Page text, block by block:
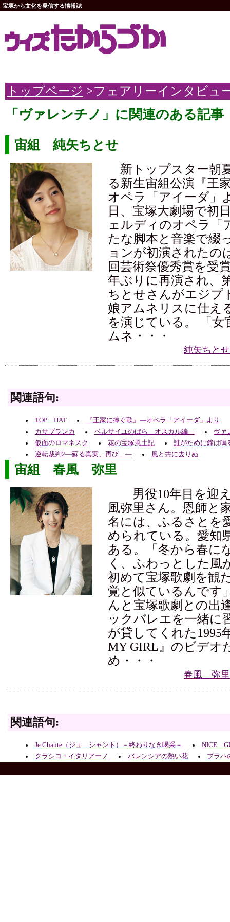
宝塚から文化を発信する情報誌
トップページ >フェアリーインタビュ
「ヴァレンチノ」に関連のある記事
宙組 純矢ちとせ
新トップスター朝
る新生宙組公演『王
オペラ「アイーダ」
日、宝塚大劇場で初
ェルディのオペラ「
たな脚本と音楽で綴
ョンが初演されたの
回芸術祭優秀賞を受
年ぶりに再演され、
ちとせさんがエジプ
娘アムネリスに仕え
を演じている。 「女
ムネ・・・
純矢ちと
関連語句:
TOP HAT
『王家に捧ぐ歌』―オペラ「アイーダ」より
カサブランカ
ベルサイユのばら―オスカル編―
ヴァ
仮面のロマネスク
花の宝塚風土記
誰がために鐘は鳴
逆転裁判2―蘇る真実、再び…―
風と共に去りぬ
宙組 春風 弥里
男役10年目を迎え
風弥里さん。恩師と
名には、ふるさとを
められている。愛知
ある。「冬から春に
く、ふわっとした風
初めて宝塚歌劇を観
覚と似ているんで
んと宝塚歌劇との出
ックバレエを一緒に
が貸してくれた1995
MY GIRL』のビデオ
め・・・
春風 弥里
関連語句:
Je Chante（ジュ シャント）－終わりなき喝采－
NICE
クラシコ・イタリアーノ
バレンシアの熱い花 プラハ